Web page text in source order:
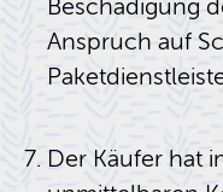
Beschädigung
Anspruch auf
Der Käufer hat